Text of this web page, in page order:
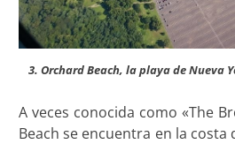
3. Orchard Beach, la playa de Nueva
A veces conocida como «The
Beach se encuentra en la costa